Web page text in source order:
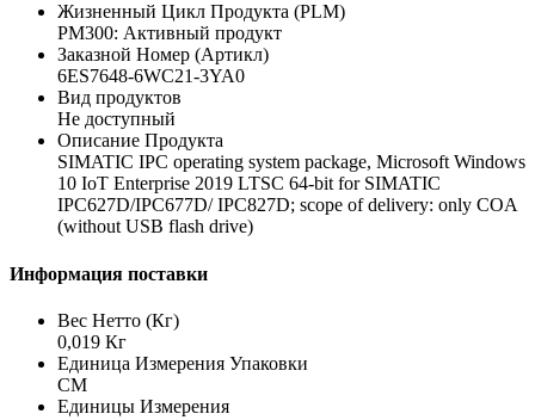
Жизненный Цикл Продукта (PLM)
PM300: Активный продукт
Заказной Номер (Артикл)
6ES7648-6WC21-3YA0
Вид продуктов
Не доступный
Описание Продукта
SIMATIC IPC operating system package, Microsoft Windows
10 IoT Enterprise 2019 LTSC 64-bit for SIMATIC
IPC627D/IPC677D/ IPC827D; scope of delivery: only COA
(without USB flash drive)
Информация поставки
Вес Нетто (Кг)
0,019 Кг
Единица Измерения Упаковки
CM
Единицы Измерения